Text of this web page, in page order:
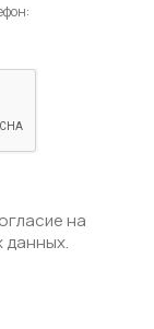
на
данных.